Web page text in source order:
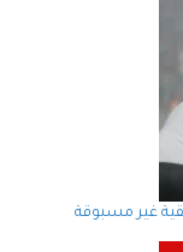
غير مسبوقة